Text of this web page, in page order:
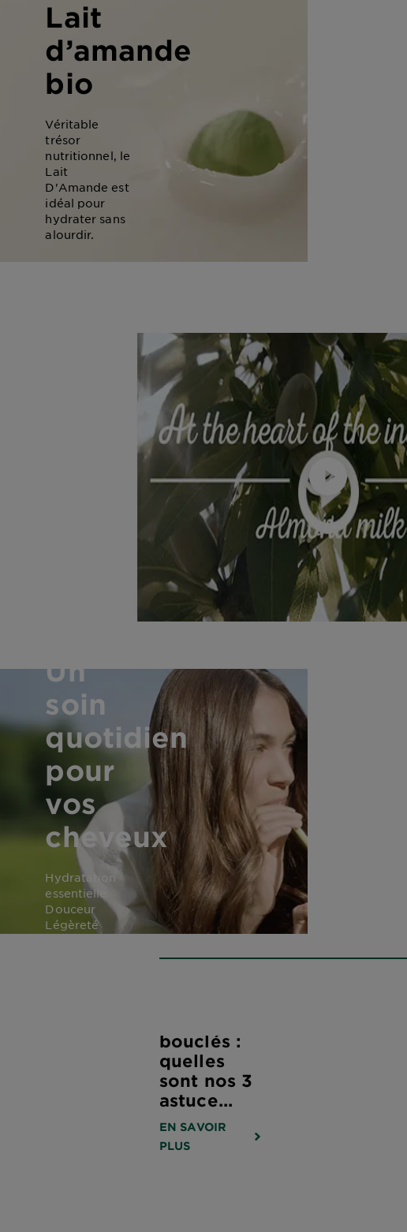
Lait
d’amande
bio
Véritable
trésor
nutritionnel, le
Lait
D'Amande est
idéal pour
hydrater sans
alourdir.
Un
soin
quotidien
pour
vos
cheveux
Hydratation
essentielle
Douceur
Légèreté
bouclés :
quelles
sont nos 3
astuce...
EN SAVOIR
PLUS